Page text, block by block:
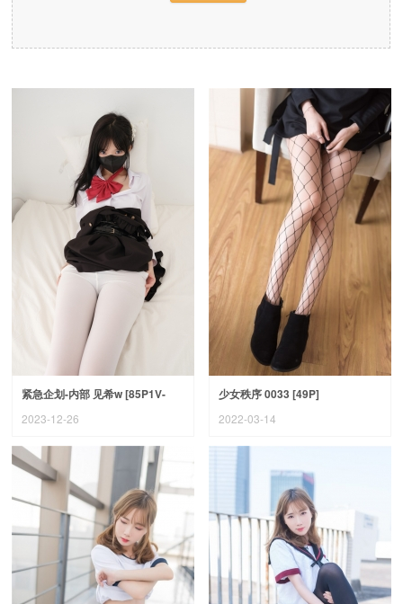
紧急企划-内部 见希w [85P1V-
2.64G]
2023-12-26
少女秩序 0033 [49P]
2022-03-14